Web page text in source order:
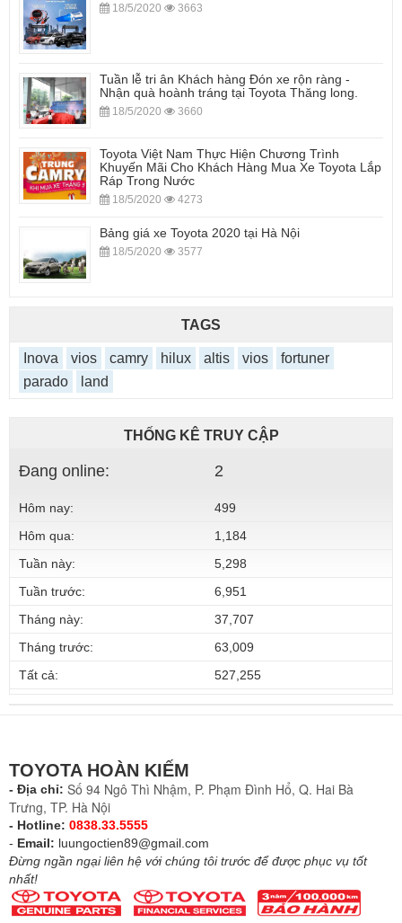
18/5/2020 3663
Tuần lễ tri ân Khách hàng Đón xe rộn ràng -
Nhận quà hoành tráng tại Toyota Thăng long.
18/5/2020 3660
Toyota Việt Nam Thực Hiện Chương Trình
Khuyến Mãi Cho Khách Hàng Mua Xe Toyota Lắp
Ráp Trong Nước
18/5/2020 4273
Bảng giá xe Toyota 2020 tại Hà Nội
18/5/2020 3577
TAGS
Inova vios camry hilux altis vios
fortuner
parado
land
THỐNG KÊ TRUY CẬP
Đang online: 2
Hôm nay:
499
Hôm qua:
1,184
Tuần này:
5,298
Tuần trước:
6,951
Tháng này:
37,707
Tháng trước:
63,009
Tất cả:
527,255
TOYOTA HOÀN KIẾM
- Địa chỉ: Số 94 Ngô Thì Nhậm, P. Phạm Đình Hổ, Q. Hai Bà
Trưng, TP. Hà Nội
- Hotline: 0838.33.5555
- Email: luungoctien89@gmail.com
Đừng ngần ngại liên hệ với chúng tôi trước để được phục vụ tốt
nhất!